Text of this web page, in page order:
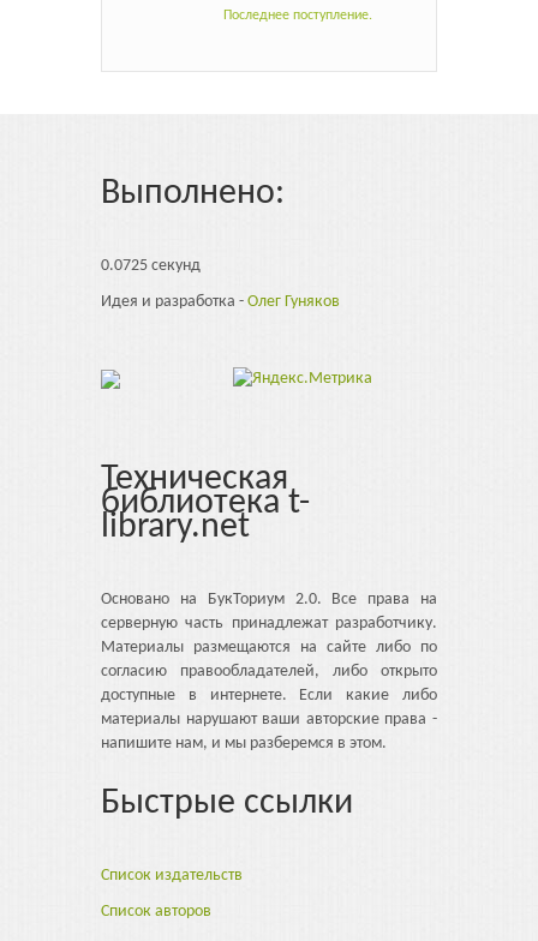
Последнее поступление.
Выполнено:
0.0725 секунд
Идея и разработка - Олег Гуняков
Техническая
библиотека t-
library.net
Основано на БукТориум 2.0. Все права на
серверную часть принадлежат разработчику.
Материалы размещаются на сайте либо по
согласию правообладателей, либо открыто
доступные в интернете. Если какие либо
материалы нарушают ваши авторские права -
напишите нам, и мы разберемся в этом.
Быстрые ссылки
Список издательств
Список авторов